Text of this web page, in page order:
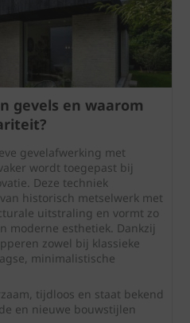
gevels en waarom
gevelafwerking met
wordt toegepast bij
Deze techniek
historisch metselwerk met
uitstraling en vormt zo
moderne esthetiek. Dankzij
zowel bij klassieke
minimalistische
tijdloos en staat bekend
en nieuwe bouwstijlen